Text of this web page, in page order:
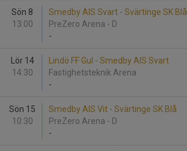
Sön 8
13:00
Smedby AIS Svart - Svärtinge SK Blå
PreZero Arena - D
-
Lör 14
14:30
Lindö FF Gul - Smedby AIS Svart
Fastighetsteknik Arena
-
Sön 15
10:30
Smedby AIS Vit - Svärtinge SK Blå
PreZero Arena - D
-